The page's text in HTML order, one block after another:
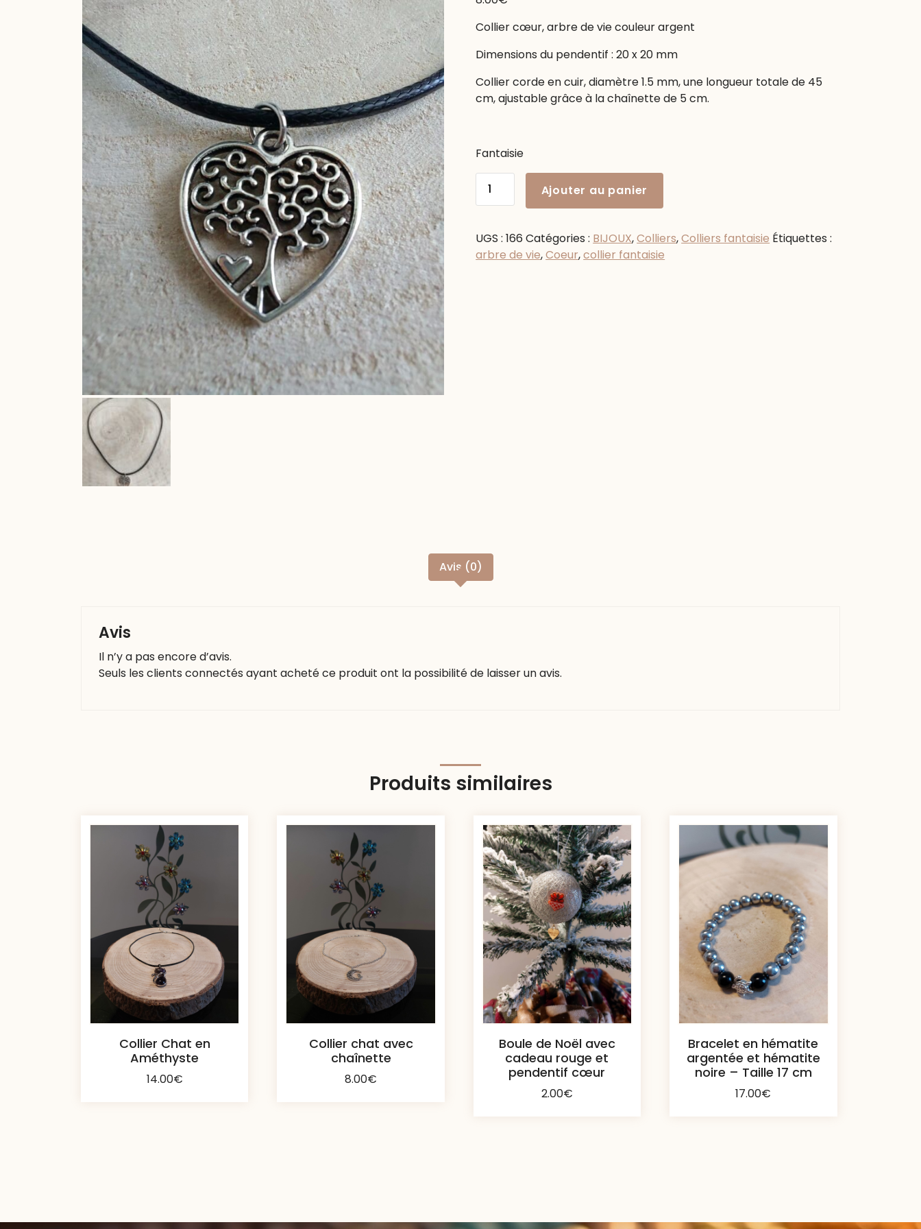
Collier cœur, arbre de vie couleur argent
Dimensions du pendentif : 20 x 20 mm
Collier corde en cuir, diamètre 1.5 mm, une longueur totale de 45
cm, ajustable grâce à la chaînette de 5 cm.
Fantaisie
arbre
de
Ajouter au panier
UGS :166 Catégories : BIJOUX,Colliers,Colliers fantaisie Étiquettes :
arbre de vie,Coeur,collier fantaisie
Avis (0)
Avis
Il n’y a pas encore d’avis.
Seuls les clients connectés ayant acheté ce produit ont la possibilité de laisser un avis.
Produits similaires
Collier Chat en
Améthyste
14.00€
Collier chat avec
chaînette
8.00€
Boule de Noël avec
cadeau rouge et
pendentif cœur
2.00€
Bracelet en hématite
argentée et hématite
noire – Taille 17 cm
17.00€